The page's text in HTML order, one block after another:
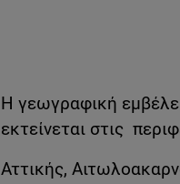
Η γεωγραφική
εκτείνεται στις
Αττικής,